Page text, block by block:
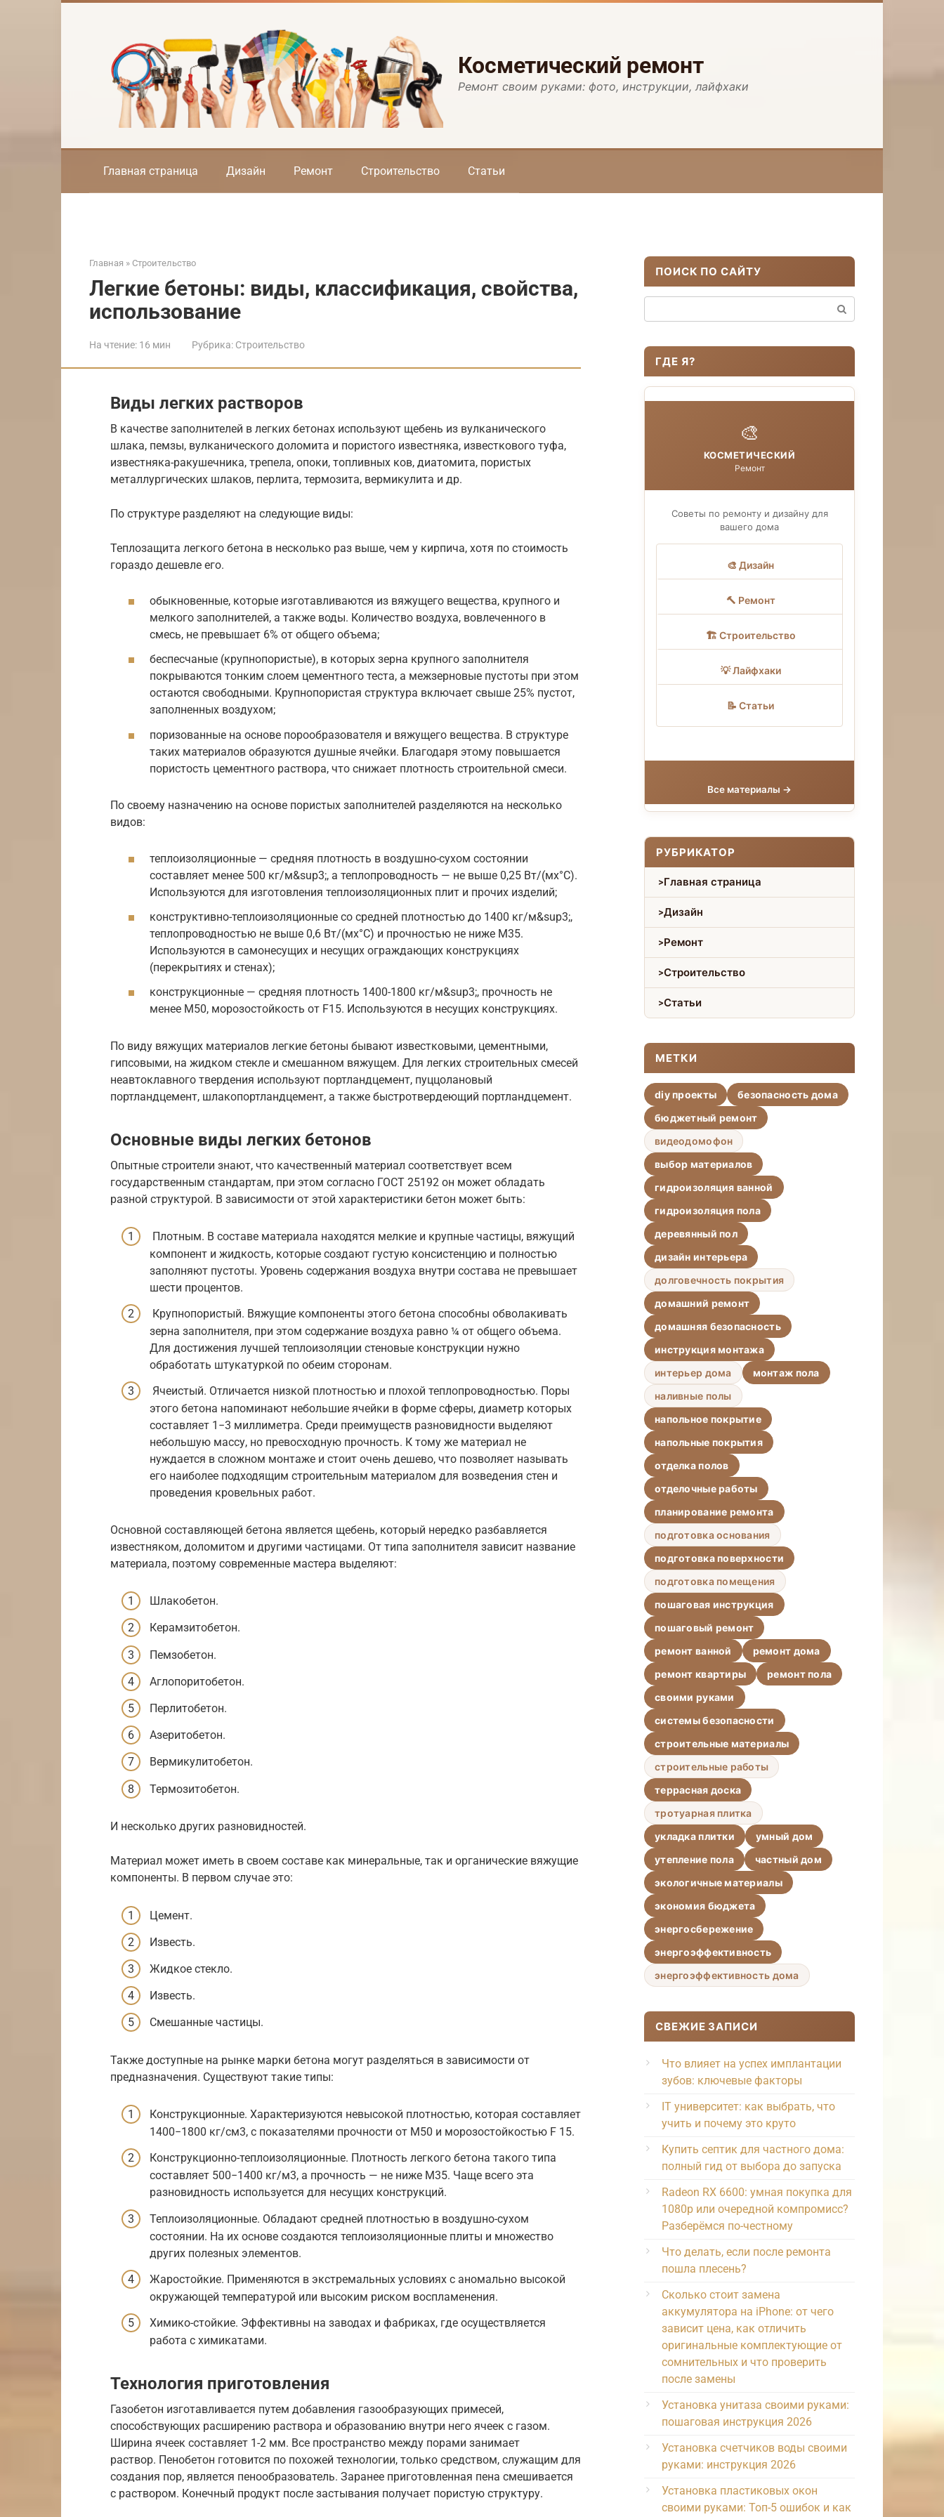
Косметический ремонт
Ремонт своим руками: фото, инструкции, лайфхаки
Главная страница Дизайн Ремонт Строительство Статьи
Главная » Строительство
Легкие бетоны: виды, классификация, свойства,
использование
На чтение: 16 мин Рубрика: Строительство
Виды легких растворов
В качестве заполнителей в легких бетонах используют щебень из вулканического
шлака, пемзы, вулканического доломита и пористого известняка, известкового туфа,
известняка-ракушечника, трепела, опоки, топливных ков, диатомита, пористых
металлургических шлаков, перлита, термозита, вермикулита и др.
По структуре разделяют на следующие виды:
Теплозащита легкого бетона в несколько раз выше, чем у кирпича, хотя по стоимость
гораздо дешевле его.
обыкновенные, которые изготавливаются из вяжущего вещества, крупного и
мелкого заполнителей, а также воды. Количество воздуха, вовлеченного в
смесь, не превышает 6% от общего объема;
беспесчаные (крупнопористые), в которых зерна крупного заполнителя
покрываются тонким слоем цементного теста, а межзерновые пустоты при этом
остаются свободными. Крупнопористая структура включает свыше 25% пустот,
заполненных воздухом;
поризованные на основе порообразователя и вяжущего вещества. В структуре
таких материалов образуются душные ячейки. Благодаря этому повышается
пористость цементного раствора, что снижает плотность строительной смеси.
По своему назначению на основе пористых заполнителей разделяются на несколько
видов:
теплоизоляционные — средняя плотность в воздушно-сухом состоянии
составляет менее 500 кг/м&sup3;, а теплопроводность — не выше 0,25 Вт/(мх°С).
Используются для изготовления теплоизоляционных плит и прочих изделий;
конструктивно-теплоизоляционные со средней плотностью до 1400 кг/м&sup3;,
теплопроводностью не выше 0,6 Вт/(мх°С) и прочностью не ниже М35.
Используются в самонесущих и несущих ограждающих конструкциях
(перекрытиях и стенах);
конструкционные — средняя плотность 1400-1800 кг/м&sup3;, прочность не
менее М50, морозостойкость от F15. Используются в несущих конструкциях.
По виду вяжущих материалов легкие бетоны бывают известковыми, цементными,
гипсовыми, на жидком стекле и смешанном вяжущем. Для легких строительных смесей
неавтоклавного твердения используют портландцемент, пуццолановый
портландцемент, шлакопортландцемент, а также быстротвердеющий портландцемент.
Основные виды легких бетонов
Опытные строители знают, что качественный материал соответствует всем
государственным стандартам, при этом согласно ГОСТ 25192 он может обладать
разной структурой. В зависимости от этой характеристики бетон может быть:
Плотным. В составе материала находятся мелкие и крупные частицы, вяжущий
компонент и жидкость, которые создают густую консистенцию и полностью
заполняют пустоты. Уровень содержания воздуха внутри состава не превышает
шести процентов.
Крупнопористый. Вяжущие компоненты этого бетона способны обволакивать
зерна заполнителя, при этом содержание воздуха равно ¼ от общего объема.
Для достижения лучшей теплоизоляции стеновые конструкции нужно
обработать штукатуркой по обеим сторонам.
Ячеистый. Отличается низкой плотностью и плохой теплопроводностью. Поры
этого бетона напоминают небольшие ячейки в форме сферы, диаметр которых
составляет 1−3 миллиметра. Среди преимуществ разновидности выделяют
небольшую массу, но превосходную прочность. К тому же материал не
нуждается в сложном монтаже и стоит очень дешево, что позволяет называть
его наиболее подходящим строительным материалом для возведения стен и
проведения кровельных работ.
Основной составляющей бетона является щебень, который нередко разбавляется
известняком, доломитом и другими частицами. От типа заполнителя зависит название
материала, поэтому современные мастера выделяют:
Шлакобетон.
Керамзитобетон.
Пемзобетон.
Аглопоритобетон.
Перлитобетон.
Азеритобетон.
Вермикулитобетон.
Термозитобетон.
И несколько других разновидностей.
Материал может иметь в своем составе как минеральные, так и органические вяжущие
компоненты. В первом случае это:
Цемент.
Известь.
Жидкое стекло.
Известь.
Смешанные частицы.
Также доступные на рынке марки бетона могут разделяться в зависимости от
предназначения. Существуют такие типы:
Конструкционные. Характеризуются невысокой плотностью, которая составляет
1400−1800 кг/см3, с показателями прочности от М50 и морозостойкостью F 15.
Конструкционно-теплоизоляционные. Плотность легкого бетона такого типа
составляет 500−1400 кг/м3, а прочность — не ниже М35. Чаще всего эта
разновидность используется для несущих конструкций.
Теплоизоляционные. Обладают средней плотностью в воздушно-сухом
состоянии. На их основе создаются теплоизоляционные плиты и множество
других полезных элементов.
Жаростойкие. Применяются в экстремальных условиях с аномально высокой
окружающей температурой или высоким риском воспламенения.
Химико-стойкие. Эффективны на заводах и фабриках, где осуществляется
работа с химикатами.
Технология приготовления
Газобетон изготавливается путем добавления газообразующих примесей,
способствующих расширению раствора и образованию внутри него ячеек с газом.
Ширина ячеек составляет 1-2 мм. Все пространство между порами занимает
раствор. Пенобетон готовится по похожей технологии, только средством, служащим для
создания пор, является пенообразователь. Заранее приготовленная пена смешивается
с раствором. Конечный продукт после застывания получает пористую структуру.
ПОИСК ПО САЙТУ
ГДЕ Я?
🎨
КОСМЕТИЧЕСКИЙ
Ремонт
Советы по ремонту и дизайну для
вашего дома
🎨 Дизайн
🔨 Ремонт
🏗 Строительство
💡 Лайфхаки
📝 Статьи
Все материалы →
РУБРИКАТОР
Главная страница
Дизайн
Ремонт
Строительство
Статьи
МЕТКИ
diy проекты
безопасность дома
бюджетный ремонт
видеодомофон
выбор материалов
гидроизоляция ванной
гидроизоляция пола
деревянный пол
дизайн интерьера
долговечность покрытия
домашний ремонт
домашняя безопасность
инструкция монтажа
интерьер дома
монтаж пола
наливные полы
напольное покрытие
напольные покрытия
отделка полов
отделочные работы
планирование ремонта
подготовка основания
подготовка поверхности
подготовка помещения
пошаговая инструкция
пошаговый ремонт
ремонт ванной
ремонт дома
ремонт квартиры
ремонт пола
своими руками
системы безопасности
строительные материалы
строительные работы
террасная доска
тротуарная плитка
укладка плитки
умный дом
утепление пола
частный дом
экологичные материалы
экономия бюджета
энергосбережение
энергоэффективность
энергоэффективность дома
СВЕЖИЕ ЗАПИСИ
Что влияет на успех имплантации
зубов: ключевые факторы
IT университет: как выбрать, что
учить и почему это круто
Купить септик для частного дома:
полный гид от выбора до запуска
Radeon RX 6600: умная покупка для
1080p или очередной компромисс?
Разберёмся по-честному
Что делать, если после ремонта
пошла плесень?
Сколько стоит замена
аккумулятора на iPhone: от чего
зависит цена, как отличить
оригинальные комплектующие от
сомнительных и что проверить
после замены
Установка унитаза своими руками:
пошаговая инструкция 2026
Установка счетчиков воды своими
руками: инструкция 2026
Установка пластиковых окон
своими руками: Топ-5 ошибок и как